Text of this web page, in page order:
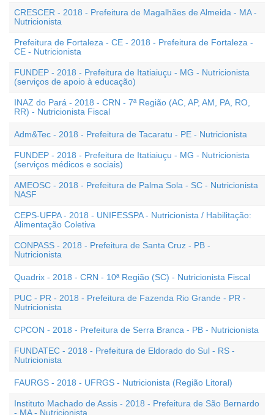
CRESCER - 2018 - Prefeitura de Magalhães de Almeida - MA -
Nutricionista
Prefeitura de Fortaleza - CE - 2018 - Prefeitura de Fortaleza -
CE - Nutricionista
FUNDEP - 2018 - Prefeitura de Itatiaiuçu - MG - Nutricionista
(serviços de apoio à educação)
INAZ do Pará - 2018 - CRN - 7ª Região (AC, AP, AM, PA, RO,
RR) - Nutricionista Fiscal
Adm&Tec - 2018 - Prefeitura de Tacaratu - PE - Nutricionista
FUNDEP - 2018 - Prefeitura de Itatiaiuçu - MG - Nutricionista
(serviços médicos e sociais)
AMEOSC - 2018 - Prefeitura de Palma Sola - SC - Nutricionista
NASF
CEPS-UFPA - 2018 - UNIFESSPA - Nutricionista / Habilitação:
Alimentação Coletiva
CONPASS - 2018 - Prefeitura de Santa Cruz - PB -
Nutricionista
Quadrix - 2018 - CRN - 10ª Região (SC) - Nutricionista Fiscal
PUC - PR - 2018 - Prefeitura de Fazenda Rio Grande - PR -
Nutricionista
CPCON - 2018 - Prefeitura de Serra Branca - PB - Nutricionista
FUNDATEC - 2018 - Prefeitura de Eldorado do Sul - RS -
Nutricionista
FAURGS - 2018 - UFRGS - Nutricionista (Região Litoral)
Instituto Machado de Assis - 2018 - Prefeitura de São Bernardo
- MA - Nutricionista